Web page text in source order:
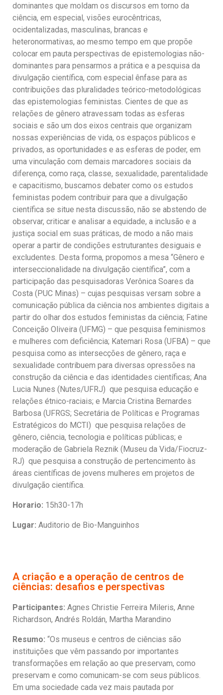
dominantes que moldam os discursos em torno da
ciência, em especial, visões eurocêntricas,
ocidentalizadas, masculinas, brancas e
heteronormativas, ao mesmo tempo em que propõe
colocar em pauta perspectivas de epistemologias não-
dominantes para pensarmos a prática e a pesquisa da
divulgação científica, com especial ênfase para as
contribuições das pluralidades teórico-metodológicas
das epistemologias feministas. Cientes de que as
relações de gênero atravessam todas as esferas
sociais e são um dos eixos centrais que organizam
nossas experiências de vida, os espaços públicos e
privados, as oportunidades e as esferas de poder, em
uma vinculação com demais marcadores sociais da
diferença, como raça, classe, sexualidade, parentalidade
e capacitismo, buscamos debater como os estudos
feministas podem contribuir para que a divulgação
científica se situe nesta discussão, não se abstendo de
observar, criticar e analisar a equidade, a inclusão e a
justiça social em suas práticas, de modo a não mais
operar a partir de condições estruturantes desiguais e
excludentes. Desta forma, propomos a mesa “Gênero e
interseccionalidade na divulgação científica”, com a
participação das pesquisadoras Verônica Soares da
Costa (PUC Minas) – cujas pesquisas versam sobre a
comunicação pública da ciência nos ambientes digitais a
partir do olhar dos estudos feministas da ciência; Fatine
Conceição Oliveira (UFMG) – que pesquisa feminismos
e mulheres com deficiência; Katemari Rosa (UFBA) – que
pesquisa como as intersecções de gênero, raça e
sexualidade contribuem para diversas opressões na
construção da ciência e das identidades científicas; Ana
Lucia Nunes (Nutes/UFRJ)  que pesquisa educação e
relações étnico-raciais; e Marcia Cristina Bernardes
Barbosa (UFRGS; Secretária de Políticas e Programas
Estratégicos do MCTI)  que pesquisa relações de
gênero, ciência, tecnologia e políticas públicas; e
moderação de Gabriela Reznik (Museu da Vida/Fiocruz-
RJ)  que pesquisa a construção de pertencimento às
áreas científicas de jovens mulheres em projetos de
divulgação científica.
Horario: 15h30-17h
Lugar: Auditorio de Bio-Manguinhos
A criação e a operação de centros de
ciências: desafios e perspectivas
Participantes: Agnes Christie Ferreira Mileris, Anne
Richardson, Andrés Roldán, Martha Marandino
Resumo: “Os museus e centros de ciências são
instituições que vêm passando por importantes
transformações em relação ao que preservam, como
preservam e como comunicam-se com seus públicos.
Em uma sociedade cada vez mais pautada por